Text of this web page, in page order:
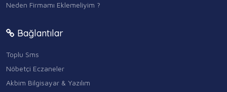
Neden Firmamı Eklemeliyim ?
Bağlantılar
Toplu Sms
Nöbetçi Eczaneler
Akbim Bilgisayar & Yazılım